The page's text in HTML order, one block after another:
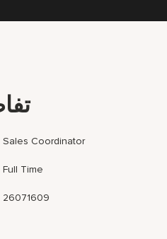
Sales Coordinator
Full Time
26071609